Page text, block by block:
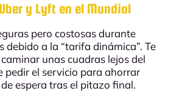
y Lyft en el Mundial
pero costosas durante
debido a la “tarifa dinámica”. Te
unas cuadras lejos del
pedir el servicio para ahorrar
espera tras el pitazo final.